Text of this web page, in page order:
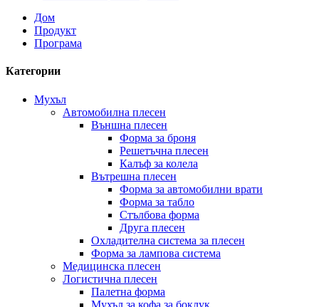
Дом
Продукт
Програма
Категории
Мухъл
Автомобилна плесен
Външна плесен
Форма за броня
Решетъчна плесен
Калъф за колела
Вътрешна плесен
Форма за автомобилни врати
Форма за табло
Стълбова форма
Друга плесен
Охладителна система за плесен
Форма за лампова система
Медицинска плесен
Логистична плесен
Палетна форма
Мухъл за кофа за боклук